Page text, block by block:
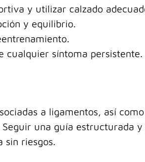
y utilizar calzado
y equilibrio.
cualquier síntoma persistente.
a ligamentos, así
una guía estructurada
sin riesgos.